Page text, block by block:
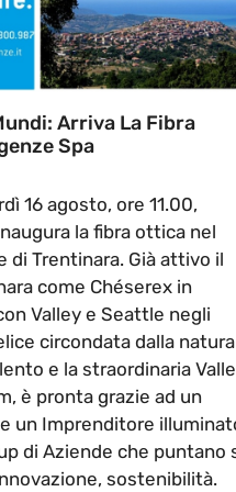
Arriva La Fibra
Spa
16 agosto, ore 11.00,
la fibra ottica nel
di Trentinara. Già attivo il
come Chéserex in
Valley e Seattle negli
circondata dalla natura
e la straordinaria Valle
è pronta grazie ad un
un Imprenditore
di Aziende che puntano
sostenibilità.